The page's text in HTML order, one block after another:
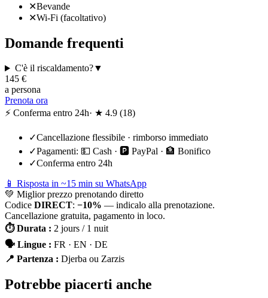
✕Bevande
✕Wi-Fi (facoltativo)
Domande frequenti
C'è il riscaldamento?▼
145 €
a persona
Prenota ora
⚡ Conferma entro 24h· ★ 4.9 (18)
✓Cancellazione flessibile · rimborso immediato
✓Pagamenti: 💵 Cash · 🅿️ PayPal · 🏦 Bonifico
✓Conferma entro 24h
📱 Risposta in ~15 min su WhatsApp
💚 Miglior prezzo prenotando diretto
Codice DIRECT: −10% — indicalo alla prenotazione.
Cancellazione gratuita, pagamento in loco.
⏱Durata : 2 jours / 1 nuit
🗣 Lingue : FR · EN · DE
📍 Partenza : Djerba ou Zarzis
Potrebbe piacerti anche